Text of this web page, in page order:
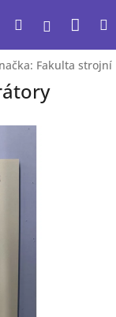
Hledat
Fakulta strojní